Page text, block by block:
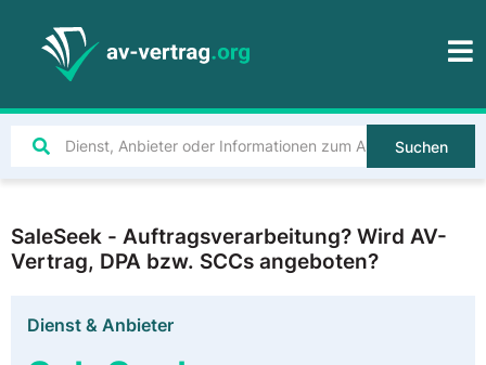
Suchen
SaleSeek - Auftragsverarbeitung? Wird AV-
Vertrag, DPA bzw. SCCs angeboten?
Dienst & Anbieter